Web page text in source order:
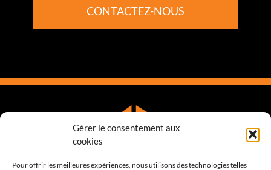
Gérer le consentement aux
cookies
Pour offrir les meilleures expériences, nous utilisons des technologies telles
CONTACTEZ-NOUS